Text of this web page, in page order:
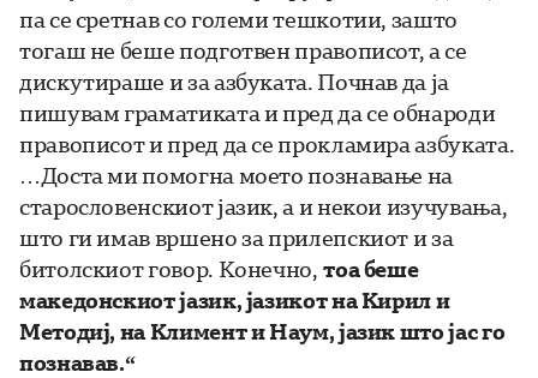
па се сретнав со големи тешкотии, зашто
тогаш не беше подготвен правописот, а се
дискутираше и за азбуката. Почнав да ја
пишувам граматиката и пред да се обнароди
правописот и пред да се прокламира азбуката.
…Доста ми помогна моето познавање на
старословенскиот јазик, а и некои изучувања,
што ги имав вршено за прилепскиот и за
битолскиот говор. Конечно,тоа беше
македонскиот јазик, јазикот на Кирил и
Методиј, на Климент и Наум, јазик што јас го
познавав.“